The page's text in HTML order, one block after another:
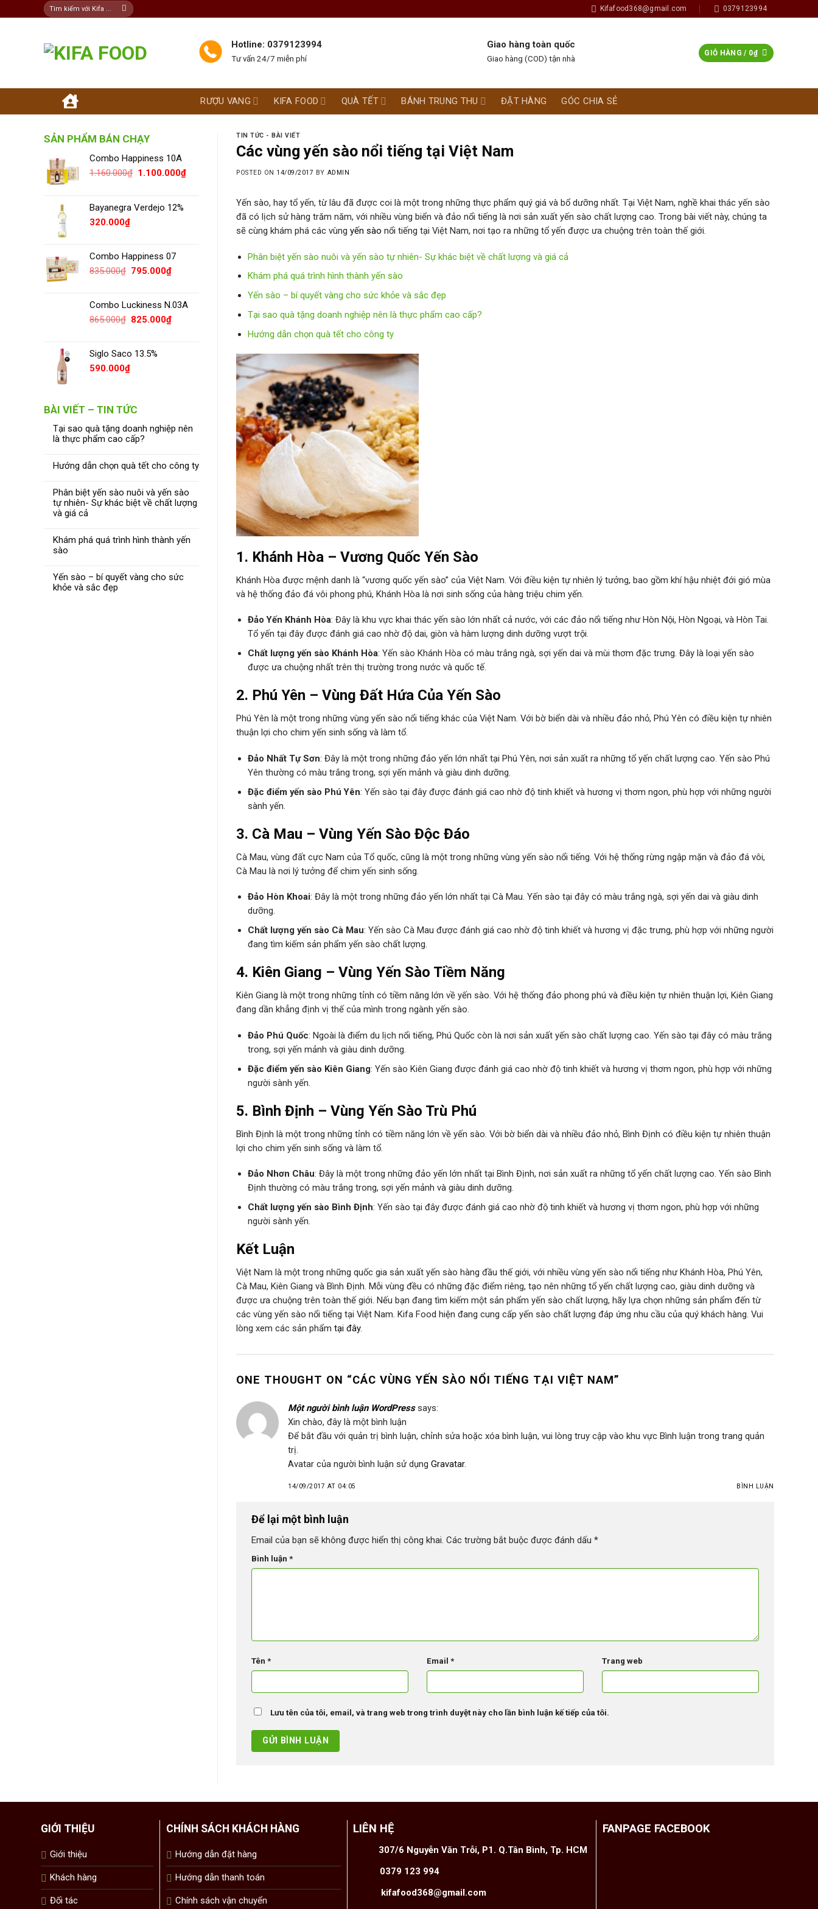
to
Tìm
kiếm:
Kifafood368@gmail.com 0379123994
Hotline: 0379123994
Tư vấn 24/7 miễn phí
Giao hàng toàn quốc
Giao hàng (COD) tận nhà
GIỎ HÀNG / 0₫
RƯỢU VANG KIFA FOOD QUÀ TẾT BÁNH TRUNG THU ĐẶT HÀNG GÓC CHIA SẺ
SẢN PHẨM BÁN CHẠY
Combo Happiness 10A
1.160.000₫ Giá
1.160.000₫.
1.100.000₫Giá
Bayanegra Verdejo 12%
320.000₫
Combo Happiness 07
835.000₫ Giá
835.000₫.
795.000₫Giá
là:
795.000₫.
Combo Luckiness N.03A
865.000₫ Giá
865.000₫.
825.000₫Giá
Siglo Saco 13.5%
590.000₫
BÀI VIẾT – TIN TỨC
Tại sao quà tặng doanh nghiệp nên
là thực phẩm cao cấp?
Hướng dẫn chọn quà tết cho công ty
Phân biệt yến sào nuôi và yến sào
tự nhiên- Sự khác biệt về chất lượng
và giá cả
Khám phá quá trình hình thành yến
sào
Yến sào – bí quyết vàng cho sức
khỏe và sắc đẹp
TIN TỨC - BÀI VIẾT
Các vùng yến sào nổi tiếng tại Việt Nam
POSTED ON 14/09/2017 BY ADMIN
Yến sào, hay tổ yến, từ lâu đã được coi là một trong những thực phẩm quý giá và bổ dưỡng nhất. Tại Việt Nam, nghề khai thác yến sào
đã có lịch sử hàng trăm năm, với nhiều vùng biển và đảo nổi tiếng là nơi sản xuất yến sào chất lượng cao. Trong bài viết này, chúng ta
sẽ cùng khám phá các vùng yến sào nổi tiếng tại Việt Nam, nơi tạo ra những tổ yến được ưa chuộng trên toàn thế giới.
Phân biệt yến sào nuôi và yến sào tự nhiên- Sự khác biệt về chất lượng và giá cả
Khám phá quá trình hình thành yến sào
Yến sào – bí quyết vàng cho sức khỏe và sắc đẹp
Tại sao quà tặng doanh nghiệp nên là thực phẩm cao cấp?
Hướng dẫn chọn quà tết cho công ty
1. Khánh Hòa – Vương Quốc Yến Sào
Khánh Hòa được mệnh danh là “vương quốc yến sào” của Việt Nam. Với điều kiện tự nhiên lý tưởng, bao gồm khí hậu nhiệt đới gió mùa
và hệ thống đảo đá vôi phong phú, Khánh Hòa là nơi sinh sống của hàng triệu chim yến.
Đảo Yến Khánh Hòa: Đây là khu vực khai thác yến sào lớn nhất cả nước, với các đảo nổi tiếng như Hòn Nội, Hòn Ngoại, và Hòn Tai.
Tổ yến tại đây được đánh giá cao nhờ độ dai, giòn và hàm lượng dinh dưỡng vượt trội.
Chất lượng yến sào Khánh Hòa: Yến sào Khánh Hòa có màu trắng ngà, sợi yến dai và mùi thơm đặc trưng. Đây là loại yến sào
được ưa chuộng nhất trên thị trường trong nước và quốc tế.
2. Phú Yên – Vùng Đất Hứa Của Yến Sào
Phú Yên là một trong những vùng yến sào nổi tiếng khác của Việt Nam. Với bờ biển dài và nhiều đảo nhỏ, Phú Yên có điều kiện tự nhiên
thuận lợi cho chim yến sinh sống và làm tổ.
Đảo Nhất Tự Sơn: Đây là một trong những đảo yến lớn nhất tại Phú Yên, nơi sản xuất ra những tổ yến chất lượng cao. Yến sào Phú
Yên thường có màu trắng trong, sợi yến mảnh và giàu dinh dưỡng.
Đặc điểm yến sào Phú Yên: Yến sào tại đây được đánh giá cao nhờ độ tinh khiết và hương vị thơm ngon, phù hợp với những người
sành yến.
3. Cà Mau – Vùng Yến Sào Độc Đáo
Cà Mau, vùng đất cực Nam của Tổ quốc, cũng là một trong những vùng yến sào nổi tiếng. Với hệ thống rừng ngập mặn và đảo đá vôi,
Cà Mau là nơi lý tưởng để chim yến sinh sống.
Đảo Hòn Khoai: Đây là một trong những đảo yến lớn nhất tại Cà Mau. Yến sào tại đây có màu trắng ngà, sợi yến dai và giàu dinh
dưỡng.
Chất lượng yến sào Cà Mau: Yến sào Cà Mau được đánh giá cao nhờ độ tinh khiết và hương vị đặc trưng, phù hợp với những người
đang tìm kiếm sản phẩm yến sào chất lượng.
4. Kiên Giang – Vùng Yến Sào Tiềm Năng
Kiên Giang là một trong những tỉnh có tiềm năng lớn về yến sào. Với hệ thống đảo phong phú và điều kiện tự nhiên thuận lợi, Kiên Giang
đang dần khẳng định vị thế của mình trong ngành yến sào.
Đảo Phú Quốc: Ngoài là điểm du lịch nổi tiếng, Phú Quốc còn là nơi sản xuất yến sào chất lượng cao. Yến sào tại đây có màu trắng
trong, sợi yến mảnh và giàu dinh dưỡng.
Đặc điểm yến sào Kiên Giang: Yến sào Kiên Giang được đánh giá cao nhờ độ tinh khiết và hương vị thơm ngon, phù hợp với những
người sành yến.
5. Bình Định – Vùng Yến Sào Trù Phú
Bình Định là một trong những tỉnh có tiềm năng lớn về yến sào. Với bờ biển dài và nhiều đảo nhỏ, Bình Định có điều kiện tự nhiên thuận
lợi cho chim yến sinh sống và làm tổ.
Đảo Nhơn Châu: Đây là một trong những đảo yến lớn nhất tại Bình Định, nơi sản xuất ra những tổ yến chất lượng cao. Yến sào Bình
Định thường có màu trắng trong, sợi yến mảnh và giàu dinh dưỡng.
Chất lượng yến sào Bình Định: Yến sào tại đây được đánh giá cao nhờ độ tinh khiết và hương vị thơm ngon, phù hợp với những
người sành yến.
Kết Luận
Việt Nam là một trong những quốc gia sản xuất yến sào hàng đầu thế giới, với nhiều vùng yến sào nổi tiếng như Khánh Hòa, Phú Yên,
Cà Mau, Kiên Giang và Bình Định. Mỗi vùng đều có những đặc điểm riêng, tạo nên những tổ yến chất lượng cao, giàu dinh dưỡng và
được ưa chuộng trên toàn thế giới. Nếu bạn đang tìm kiếm một sản phẩm yến sào chất lượng, hãy lựa chọn những sản phẩm đến từ
các vùng yến sào nổi tiếng tại Việt Nam. Kifa Food hiện đang cung cấp yến sào chất lượng đáp ứng nhu cầu của quý khách hàng. Vui
lòng xem các sản phẩm tại đây.
ONE THOUGHT ON “CÁC VÙNG YẾN SÀO NỔI TIẾNG TẠI VIỆT NAM”
Một người bình luận WordPress says:
Xin chào, đây là một bình luận
Để bắt đầu với quản trị bình luận, chỉnh sửa hoặc xóa bình luận, vui lòng truy cập vào khu vực Bình luận trong trang quản
trị.
Avatar của người bình luận sử dụng Gravatar.
14/09/2017 AT 04:05 BÌNH LUẬN
Để lại một bình luận
Email của bạn sẽ không được hiển thị công khai. Các trường bắt buộc được đánh dấu *
Bình luận *
Tên * Email * Trang web
Lưu tên của tôi, email, và trang web trong trình duyệt này cho lần bình luận kế tiếp của tôi.
GIỚI THIỆU
Giới thiệu
Khách hàng
Đối tác
CHÍNH SÁCH KHÁCH HÀNG
Hướng dẫn đặt hàng
Hướng dẫn thanh toán
Chính sách vận chuyển
LIÊN HỆ
307/6 Nguyễn Văn Trỗi, P1. Q.Tân Bình, Tp. HCM
0379 123 994
kifafood368@gmail.com
FANPAGE FACEBOOK